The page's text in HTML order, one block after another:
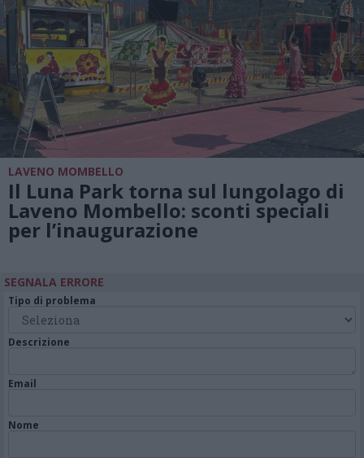
LAVENO MOMBELLO
Il Luna Park torna sul lungolago di
Laveno Mombello: sconti speciali
per l’inaugurazione
SEGNALA ERRORE
Tipo di problema
Descrizione
Email
Nome